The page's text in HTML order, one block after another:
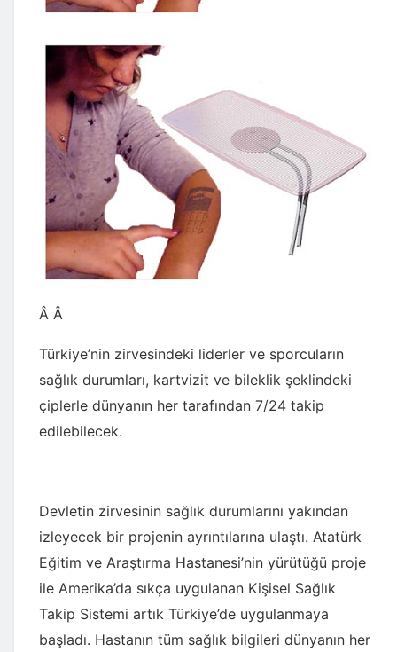
Â Â
Türkiye’nin zirvesindeki liderler ve sporcuların
sağlık durumları, kartvizit ve bileklik şeklindeki
çiplerle dünyanın her tarafından 7/24 takip
edilebilecek.
Devletin zirvesinin sağlık durumlarını yakından
izleyecek bir projenin ayrıntılarına ulaştı. Atatürk
Eğitim ve Araştırma Hastanesi’nin yürütüğü proje
ile Amerika’da sıkça uygulanan Kişisel Sağlık
Takip Sistemi artık Türkiye’de uygulanmaya
başladı. Hastanın tüm sağlık bilgileri dünyanın her